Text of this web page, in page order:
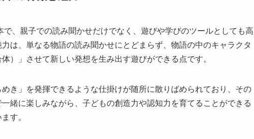
で、親子での読み聞かせだけでなく、遊びや学びのツールとしても高
は、単なる物語の読み聞かせにとどまらず、物語の中のキャラクタ
）」させて新しい発想を生み出す遊びができる点です。
き」を発揮できるような仕掛けが随所に散りばめられており、その
緒に楽しみながら、子どもの創造力や認知力を育てることができる
す。